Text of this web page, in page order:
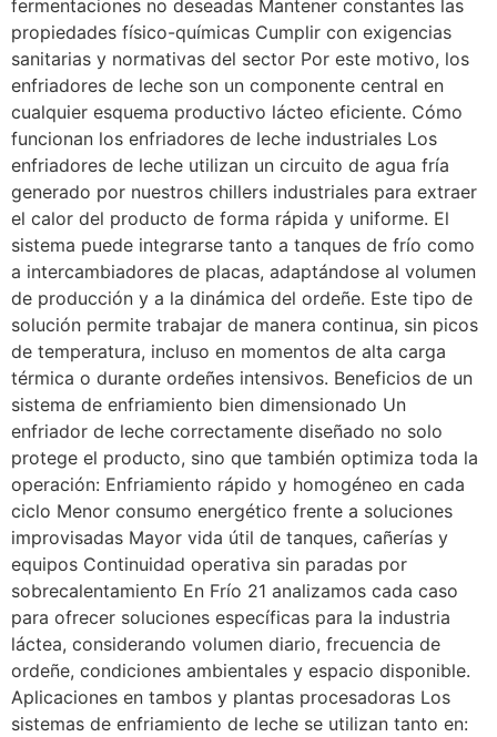
fermentaciones no deseadas Mantener constantes las
propiedades físico-químicas Cumplir con exigencias
sanitarias y normativas del sector Por este motivo, los
enfriadores de leche son un componente central en
cualquier esquema productivo lácteo eficiente. Cómo
funcionan los enfriadores de leche industriales Los
enfriadores de leche utilizan un circuito de agua fría
generado por nuestros chillers industriales para extraer
el calor del producto de forma rápida y uniforme. El
sistema puede integrarse tanto a tanques de frío como
a intercambiadores de placas, adaptándose al volumen
de producción y a la dinámica del ordeñe. Este tipo de
solución permite trabajar de manera continua, sin picos
de temperatura, incluso en momentos de alta carga
térmica o durante ordeñes intensivos. Beneficios de un
sistema de enfriamiento bien dimensionado Un
enfriador de leche correctamente diseñado no solo
protege el producto, sino que también optimiza toda la
operación: Enfriamiento rápido y homogéneo en cada
ciclo Menor consumo energético frente a soluciones
improvisadas Mayor vida útil de tanques, cañerías y
equipos Continuidad operativa sin paradas por
sobrecalentamiento En Frío 21 analizamos cada caso
para ofrecer soluciones específicas para la industria
láctea, considerando volumen diario, frecuencia de
ordeñe, condiciones ambientales y espacio disponible.
Aplicaciones en tambos y plantas procesadoras Los
sistemas de enfriamiento de leche se utilizan tanto en: